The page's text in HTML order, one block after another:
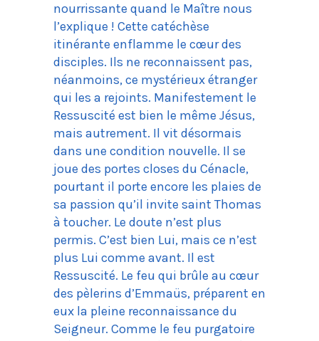
nourrissante quand le Maître nous
l’explique ! Cette catéchèse
itinérante enflamme le cœur des
disciples. Ils ne reconnaissent pas,
néanmoins, ce mystérieux étranger
qui les a rejoints. Manifestement le
Ressuscité est bien le même Jésus,
mais autrement. Il vit désormais
dans une condition nouvelle. Il se
joue des portes closes du Cénacle,
pourtant il porte encore les plaies de
sa passion qu’il invite saint Thomas
à toucher. Le doute n’est plus
permis. C’est bien Lui, mais ce n’est
plus Lui comme avant. Il est
Ressuscité. Le feu qui brûle au cœur
des pèlerins d’Emmaüs, préparent en
eux la pleine reconnaissance du
Seigneur. Comme le feu purgatoire